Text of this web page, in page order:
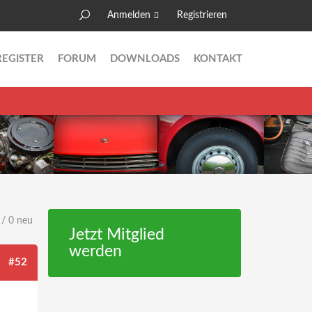
Anmelden Registrieren
Suche
FORUM DOWNLOADS KONTAKT
/ 0 neu
#52
Jetzt Mitglied
werden